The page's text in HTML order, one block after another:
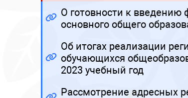
О готовности к введению
основного общего
Об итогах реализации
обучающихся
2023 учебный год
Рассмотрение адресных